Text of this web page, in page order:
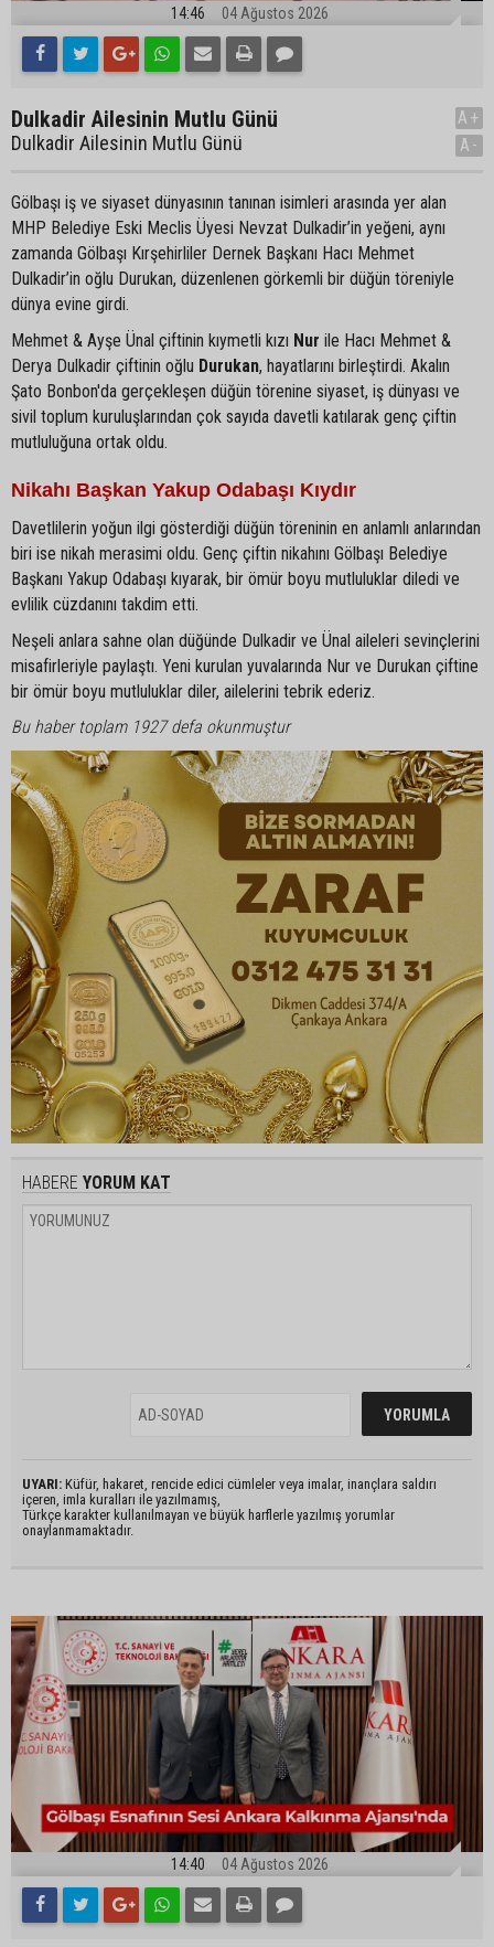
14:46 04 Ağustos 2026
Dulkadir Ailesinin Mutlu Günü
Dulkadir Ailesinin Mutlu Günü
A+
A-
Gölbaşı iş ve siyaset dünyasının tanınan isimleri arasında yer alan
MHP Belediye Eski Meclis Üyesi Nevzat Dulkadir’in yeğeni, aynı
zamanda Gölbaşı Kırşehirliler Dernek Başkanı Hacı Mehmet
Dulkadir’in oğlu Durukan, düzenlenen görkemli bir düğün töreniyle
dünya evine girdi.
Mehmet & Ayşe Ünal çiftinin kıymetli kızı Nur ile Hacı Mehmet &
Derya Dulkadir çiftinin oğlu Durukan, hayatlarını birleştirdi. Akalın
Şato Bonbon'da gerçekleşen düğün törenine siyaset, iş dünyası ve
sivil toplum kuruluşlarından çok sayıda davetli katılarak genç çiftin
mutluluğuna ortak oldu.
Nikahı Başkan Yakup Odabaşı Kıydır
Davetlilerin yoğun ilgi gösterdiği düğün töreninin en anlamlı anlarından
biri ise nikah merasimi oldu. Genç çiftin nikahını Gölbaşı Belediye
Başkanı Yakup Odabaşı kıyarak, bir ömür boyu mutluluklar diledi ve
evlilik cüzdanını takdim etti.
Neşeli anlara sahne olan düğünde Dulkadir ve Ünal aileleri sevinçlerini
misafirleriyle paylaştı. Yeni kurulan yuvalarında Nur ve Durukan çiftine
bir ömür boyu mutluluklar diler, ailelerini tebrik ederiz.
Bu haber toplam 1927 defa okunmuştur
HABERE YORUM KAT
UYARI: Küfür, hakaret, rencide edici cümleler veya imalar, inançlara saldırı
içeren, imla kuralları ile yazılmamış,
Türkçe karakter kullanılmayan ve büyük harflerle yazılmış yorumlar
onaylanmamaktadır.
14:40 04 Ağustos 2026